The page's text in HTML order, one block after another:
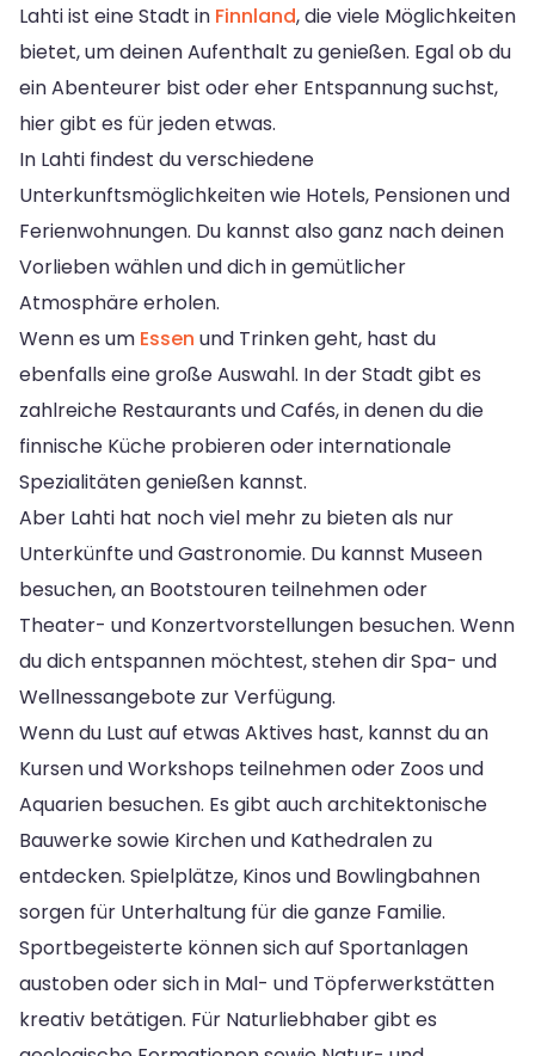
Lahti ist eine Stadt in Finnland, die viele Möglichkeiten
bietet, um deinen Aufenthalt zu genießen. Egal ob du
ein Abenteurer bist oder eher Entspannung suchst,
hier gibt es für jeden etwas.
In Lahti findest du verschiedene
Unterkunftsmöglichkeiten wie Hotels, Pensionen und
Ferienwohnungen. Du kannst also ganz nach deinen
Vorlieben wählen und dich in gemütlicher
Atmosphäre erholen.
Wenn es um Essen und Trinken geht, hast du
ebenfalls eine große Auswahl. In der Stadt gibt es
zahlreiche Restaurants und Cafés, in denen du die
finnische Küche probieren oder internationale
Spezialitäten genießen kannst.
Aber Lahti hat noch viel mehr zu bieten als nur
Unterkünfte und Gastronomie. Du kannst Museen
besuchen, an Bootstouren teilnehmen oder
Theater- und Konzertvorstellungen besuchen. Wenn
du dich entspannen möchtest, stehen dir Spa- und
Wellnessangebote zur Verfügung.
Wenn du Lust auf etwas Aktives hast, kannst du an
Kursen und Workshops teilnehmen oder Zoos und
Aquarien besuchen. Es gibt auch architektonische
Bauwerke sowie Kirchen und Kathedralen zu
entdecken. Spielplätze, Kinos und Bowlingbahnen
sorgen für Unterhaltung für die ganze Familie.
Sportbegeisterte können sich auf Sportanlagen
austoben oder sich in Mal- und Töpferwerkstätten
kreativ betätigen. Für Naturliebhaber gibt es